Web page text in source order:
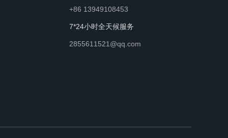
+86 13949108453
7*24小时全天候服务
2855611521@qq.com